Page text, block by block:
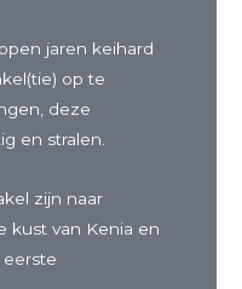
jaren keihard
op te
deze
en stralen.
zijn naar
kust van Kenia en